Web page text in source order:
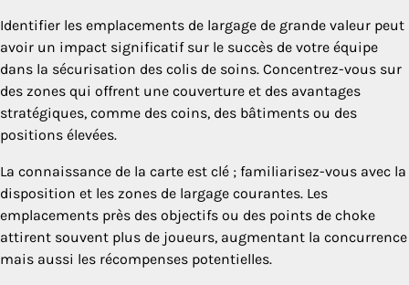
Identifier les emplacements de largage de grande valeur peut
avoir un impact significatif sur le succès de votre équipe
dans la sécurisation des colis de soins. Concentrez-vous sur
des zones qui offrent une couverture et des avantages
stratégiques, comme des coins, des bâtiments ou des
positions élevées.
La connaissance de la carte est clé ; familiarisez-vous avec la
disposition et les zones de largage courantes. Les
emplacements près des objectifs ou des points de choke
attirent souvent plus de joueurs, augmentant la concurrence
mais aussi les récompenses potentielles.